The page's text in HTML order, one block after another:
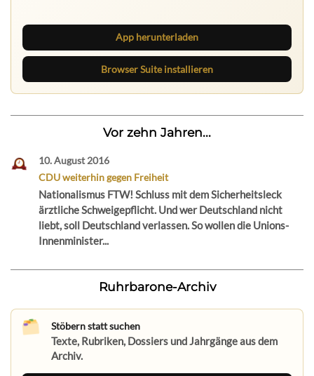
App herunterladen
Browser Suite installieren
Vor zehn Jahren...
10. August 2016
CDU weiterhin gegen Freiheit
Nationalismus FTW! Schluss mit dem Sicherheitsleck
ärztliche Schweigepflicht. Und wer Deutschland nicht
liebt, soll Deutschland verlassen. So wollen die Unions-
Innenminister...
Ruhrbarone-Archiv
Stöbern statt suchen
Texte, Rubriken, Dossiers und Jahrgänge aus dem
Archiv.